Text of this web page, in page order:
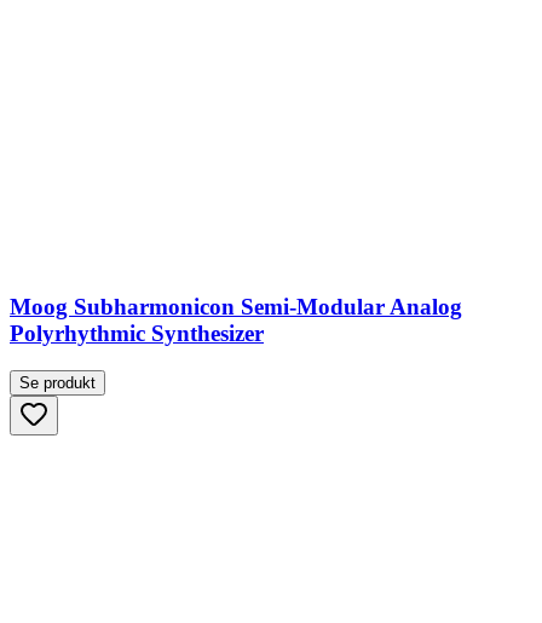
Moog Subharmonicon Semi-Modular Analog
Polyrhythmic Synthesizer
Se produkt